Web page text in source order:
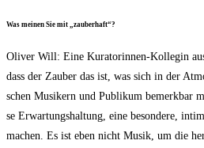
Was mei­nen Sie mit „zau­ber­haft“?
Oli­ver Will: Eine Kura­to­rin­nen-Kol­le­gin aus
dass der Zau­ber das ist, was sich in der
schen Musi­kern und Publi­kum bemerk­bar
se Erwar­tungs­hal­tung, eine beson­de­re,
machen. Es ist eben nicht Musik, um die